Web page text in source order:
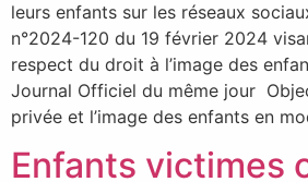
leurs enfants sur les réseaux
n°2024-120 du 19 février 2024
respect du droit à l’image des
Journal Officiel du même jour
privée et l’image des enfants en
Enfants victimes